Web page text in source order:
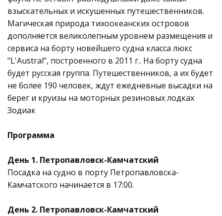
взыскательных и искушенных путешественников.
Магическая природа тихоокеанских островов
дополняется великолепным уровнем размещения и
сервиса на борту новейшего судна класса люкс
"L'Austral", построенного в 2011 г.. На борту судна
будет русская группа. Путешественников, а их будет
не более 190 человек, ждут ежедневные высадки на
берег и круизы на моторных резиновых лодках
Зодиак
Программа
День 1. Петропавловск-Камчатский
Посадка на судно в порту Петропавловска-
Камчатского начинается в 17:00.
День 2. Петропавловск-Камчатский